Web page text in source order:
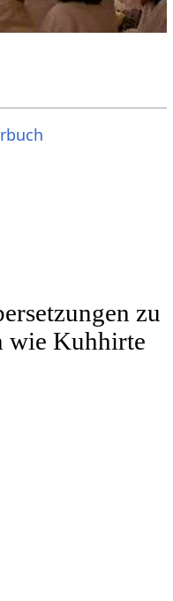
zu
wie Kuhhirte